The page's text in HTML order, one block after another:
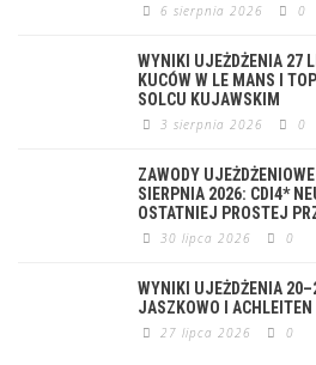
6 sierpnia 2026 0
WYNIKI UJEŻDŻENIA 27
KUCÓW W LE MANS I
SOLCU KUJAWSKIM
3 sierpnia 2026 0
ZAWODY
SIERPNIA 2026: CDI4*
OSTATNIEJ PROSTEJ
30 lipca 2026 0
WYNIKI UJEŻDŻENIA
JASZKOWO I ACHLEITEN
27 lipca 2026 0